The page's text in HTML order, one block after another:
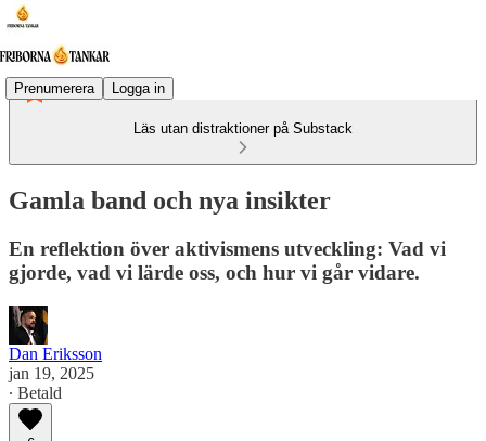
Prenumerera Logga in
Läs utan distraktioner på Substack
Gamla band och nya insikter
En reflektion över aktivismens utveckling: Vad vi
gjorde, vad vi lärde oss, och hur vi går vidare.
Dan Eriksson
jan 19, 2025
∙ Betald